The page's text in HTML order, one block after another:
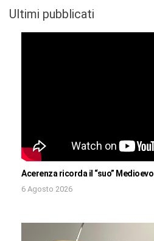
Ultimi pubblicati
Acerenza ricorda il “suo” Medioevo
6 Agosto 2026